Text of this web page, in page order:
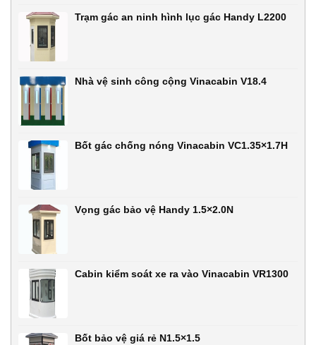
Trạm gác an ninh hình lục gác Handy L2200
Nhà vệ sinh công cộng Vinacabin V18.4
Bốt gác chống nóng Vinacabin VC1.35×1.7H
Vọng gác bảo vệ Handy 1.5×2.0N
Cabin kiểm soát xe ra vào Vinacabin VR1300
Bốt bảo vệ giá rẻ N1.5×1.5